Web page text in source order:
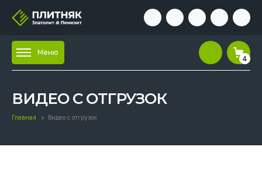
Меню
4
ВИДЕО С ОТГРУЗОК
Главная Видео с отгрузок